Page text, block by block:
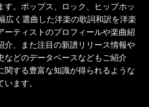
。ポップス、ロック、ヒップホッ
広く選曲した洋楽の歌詞和訳を洋楽
ーティストのプロフィールや楽曲紹
介、また注目の新譜リリース情報や
などのデータベースなどもご紹介
関する豊富な知識が得られるような
ます。